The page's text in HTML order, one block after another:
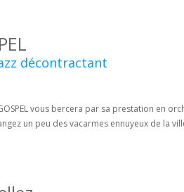
décontractant
vous bercera par sa prestation en
un peu des vacarmes ennuyeux de la